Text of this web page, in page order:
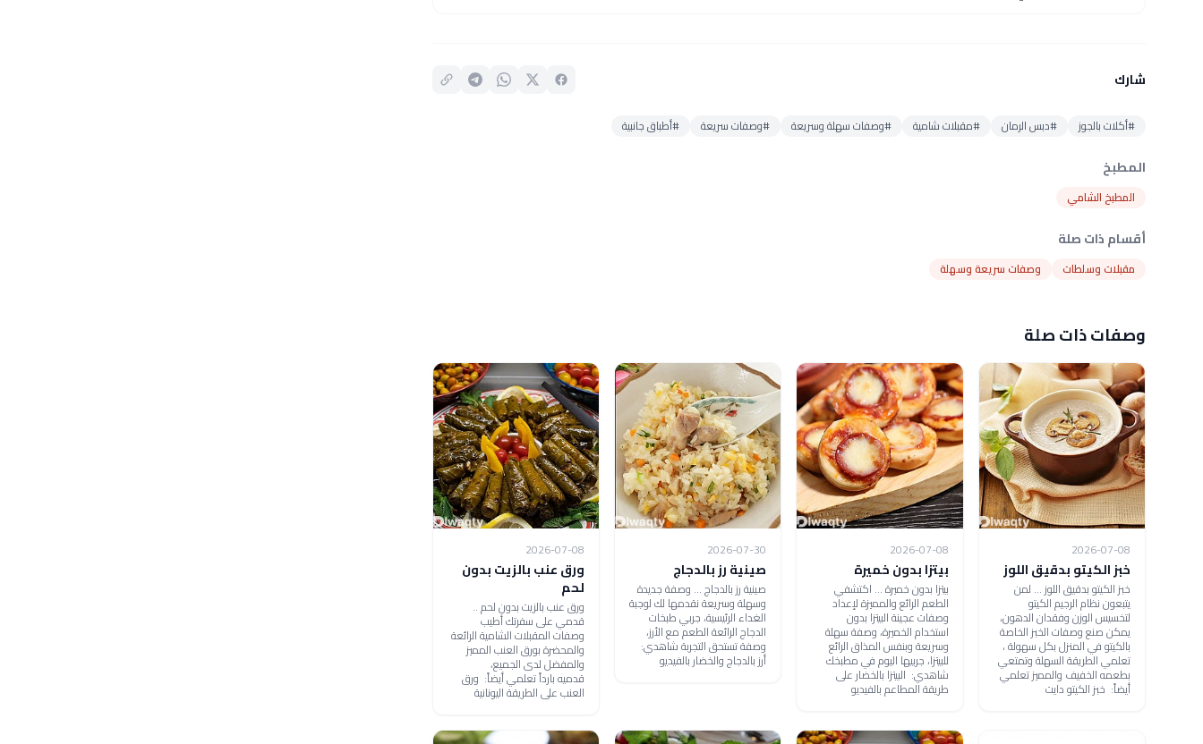
شارك
#أكلات بالجوز #دبس الرمان #مقبلات شامية #وصفات سهلة وسريعة #وصفات سريعة #أطباق جانبية
المطبخ
المطبخ الشامي
أقسام ذات صلة
مقبلات وسلطات وصفات سريعة وسهلة
وصفات ذات صلة
2026-07-08
خبز الكيتو بدقيق اللوز
خبز الكيتو بدقيق اللوز ... لمن
يتبعون نظام الرجيم الكيتو
لتخسيس الوزن وفقدان الدهون،
يمكن صنع وصفات الخبز الخاصة
بالكيتو في المنزل بكل سهولة ،
تعلمي الطريقة السهلة وتمتعي
بطعمه الخفيف والمميز تعلمي
أيضاً: خبز الكيتو دايت
2026-07-08
بيتزا بدون خميرة
بيتزا بدون خميرة ... اكتشفي
الطعم الرائع والمميزة لإعداد
وصفات عجينة البيتزا بدون
استخدام الخميرة، وصفة سهلة
وسريعة وبنفس المذاق الرائع
للبيتزا، جربيها اليوم في مطبخك
شاهدي: البيتزا بالخضار على
طريقة المطاعم بالفيديو
2026-07-30
صينية رز بالدجاج
صينية رز بالدجاج ... وصفة جديدة
وسهلة وسريعة نقدمها لك لوجبة
الغداء الرئيسية، جربي طبخات
الدجاج الرائعة الطعم مع الأرز،
وصفة تستحق التجربة شاهدي:
أرز بالدجاج والخضار بالفيديو
2026-07-08
ورق عنب بالزيت بدون
لحم
ورق عنب بالزيت بدون لحم ..
قدمي على سفرتك أطيب
وصفات المقبلات الشامية الرائعة
والمحضرة بورق العنب المميز
والمفضل لدى الجميع،
قدميه بارداً تعلمي أيضاً: ورق
العنب على الطريقة اليونانية